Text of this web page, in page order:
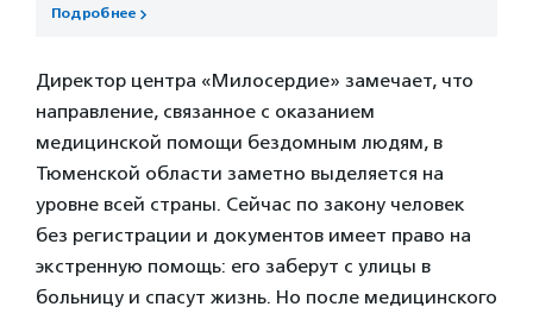
Подробнее
Директор центра «Милосердие» замечает, что
направление, связанное с оказанием
медицинской помощи бездомным людям, в
Тюменской области заметно выделяется на
уровне всей страны. Сейчас по закону человек
без регистрации и документов имеет право на
экстренную помощь: его заберут с улицы в
больницу и спасут жизнь. Но после медицинского